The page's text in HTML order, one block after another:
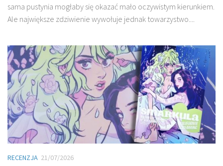
sama pustynia mogłaby się okazać mało oczywistym kierunkiem.
Ale największe zdziwienie wywołuje jednak towarzystwo....
RECENZJA 21/07/2026